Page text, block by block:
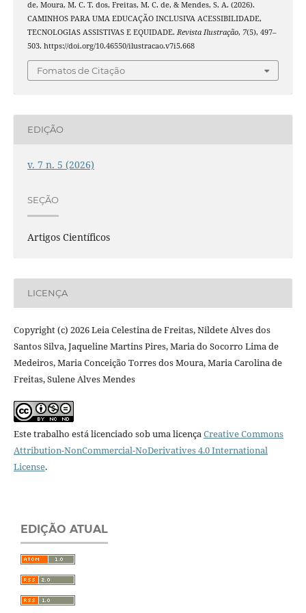
de, Moura, M. C. T. dos, Freitas, M. C. de, & Mendes, S. A. (2026).
CAMINHOS PARA UMA EDUCAÇÃO INCLUSIVA ACESSIBILIDADE,
TECNOLOGIAS ASSISTIVAS E EQUIDADE. Revista Ilustração, 7(5), 497–
503. https://doi.org/10.46550/ilustracao.v7i5.668
Fomatos de Citação
EDIÇÃO
v. 7 n. 5 (2026)
SEÇÃO
Artigos Científicos
LICENÇA
Copyright (c) 2026 Leia Celestina de Freitas, Nildete Alves dos
Santos Silva, Jaqueline Martins Pires, Maria do Socorro Lima de
Medeiros, Maria Conceição Torres dos Moura, Maria Carolina de
Freitas, Sulene Alves Mendes
Este trabalho está licenciado sob uma licençaCreative Commons
Attribution-NonCommercial-NoDerivatives 4.0 International
License.
EDIÇÃO ATUAL